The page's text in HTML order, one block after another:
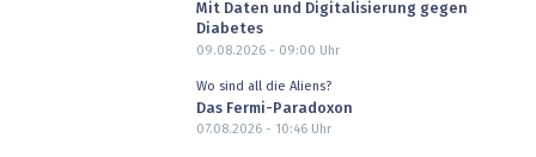
Mit Daten und Digitalisierung gegen
Diabetes
09.08.2026 - 09:00 Uhr
Wo sind all die Aliens?
Das Fermi-Paradoxon
07.08.2026 - 10:46Uhr